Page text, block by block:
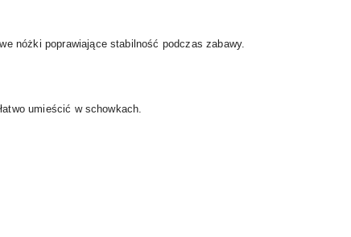
nóżki poprawiające stabilność podczas zabawy.
umieścić w schowkach.